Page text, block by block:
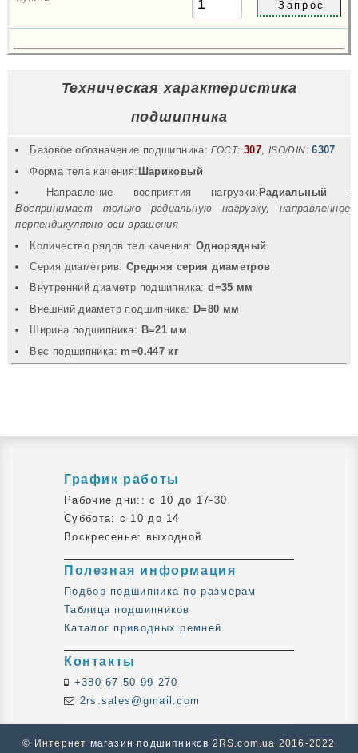
Техническая характеристика
подшипника
Базовое обозначение подшипника: ГОСТ: 307, ISO/DIN: 6307
Форма тела качения: Шариковый
Направление восприятия нагрузки: Радиальный
-
Воспринимает только радиальную нагрузку, направленное
перпендикулярно оси вращения
Количество рядов тел качения: Однорядный
Серия диаметрив: Средняя серия диаметров
Внутренний диаметр подшипника:d=35 мм
Внешний диаметр подшипника: D=80 мм
Ширина подшипника: B=21 мм
Вec подшипника: m=0.447 кг
График работы
Рабочие дни:: c 10 до 17-30
Суббота: c 10 до 14
Воскресенье: выходной
Полезная информация
Подбор подшипника по размерам
Таблица подшипников
Каталог приводных ремней
Контакты
+380 67 50-99 270
2rs.sales@gmail.com
© Интернет магазин подшипников 2RS.com.ua 2016-2022